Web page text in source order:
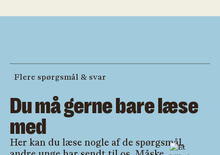
Flere spørgsmål & svar
Du må gerne bare læse
med
Her kan du læse nogle af de spørgsmål,